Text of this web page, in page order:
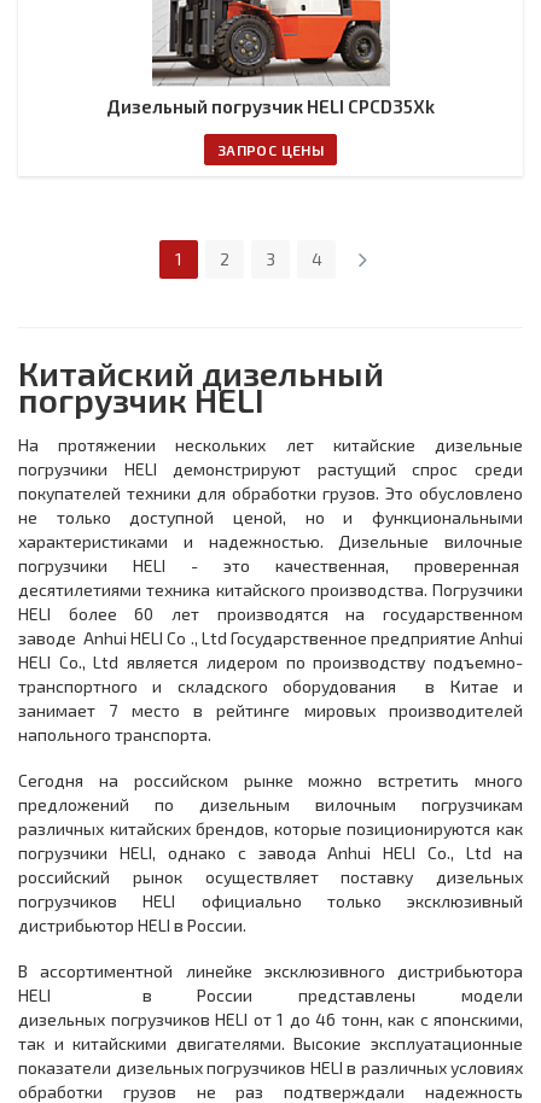
Дизельный погрузчик HELI CPCD35Xk
ЗАПРОС ЦЕНЫ
1 2 3 4
Китайский дизельный
погрузчик HELI
На протяжении нескольких лет китайские дизельные
погрузчики HELI демонстрируют растущий спрос среди
покупателей техники для обработки грузов. Это обусловлено
не только доступной ценой, но и функциональными
характеристиками и надежностью. Дизельные вилочные
погрузчики HELI - это качественная, проверенная
десятилетиями техника китайского производства. Погрузчики
HELI более 60 лет производятся на государственном
заводе Anhui HELI Co ., Ltd Государственное предприятие Anhui
HELI Co., Ltd является лидером по производству подъемно-
транспортного и складского оборудования в Китае и
занимает 7 место в рейтинге мировых производителей
напольного транспорта.
Сегодня на российском рынке можно встретить много
предложений по дизельным вилочным погрузчикам
различных китайских брендов, которые позиционируются как
погрузчики HELI, однако с завода Anhui HELI Co., Ltd на
российский рынок осуществляет поставку дизельных
погрузчиков HELI официально только эксклюзивный
дистрибьютор HELI в России.
В ассортиментной линейке эксклюзивного дистрибьютора
HELI в России представлены модели
дизельных погрузчиков HELI от 1 до 46 тонн, как с японскими,
так и китайскими двигателями. Высокие эксплуатационные
показатели дизельных погрузчиков HELI в различных условиях
обработки грузов не раз подтверждали надежность